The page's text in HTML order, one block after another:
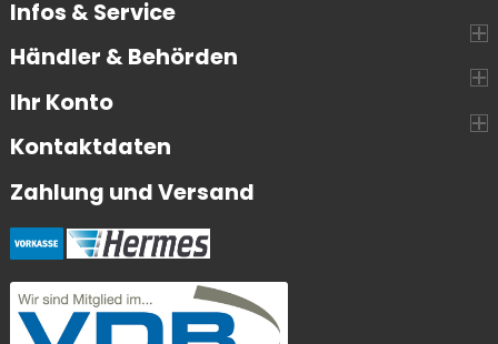
Infos & Service
Händler & Behörden
Ihr Konto
Kontaktdaten
Zahlung und Versand